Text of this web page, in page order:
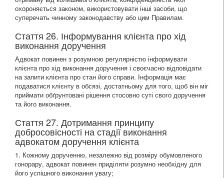
охороняється законом, використовувати інші засоби, що
суперечать чинному законодавству або цим Правилам.
Стаття 26. Інформування клієнта про хід
виконання доручення
Адвокат повинен з розумною регулярністю інформувати
клієнта про хід виконання доручення і своєчасно відповідати
на запити клієнта про стан його справи. Інформація має
подаватися клієнту в обсязі, достатньому для того, щоб він міг
приймати обґрунтовані рішення стосовно суті свого доручення
та його виконання.
Стаття 27. Дотримання принципу
добросовісності на стадії виконання
адвокатом доручення клієнта
1. Кожному дорученню, незалежно від розміру обумовленого
гонорару, адвокат повинен приділяти розумно необхідну для
його успішного виконання увагу;